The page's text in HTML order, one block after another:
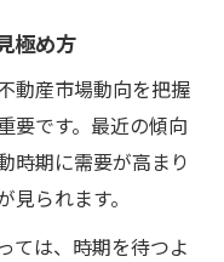
極め方
動産市場動向を把握
要です。最近の傾向
時期に需要が高まり
られます。
ては、時期を待つよ